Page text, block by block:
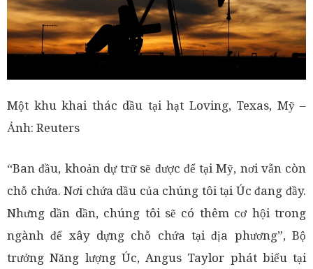
Một khu khai thác dầu tại hạt Loving, Texas, Mỹ –
Ảnh: Reuters
“Ban đầu, khoản dự trữ sẽ được để tại Mỹ, nơi vẫn còn
chỗ chứa. Nơi chứa dầu của chúng tôi tại Úc đang đầy.
Nhưng dần dần, chúng tôi sẽ có thêm cơ hội trong
ngành để xây dựng chỗ chứa tại địa phương”, Bộ
trưởng Năng lượng Úc, Angus Taylor phát biểu tại